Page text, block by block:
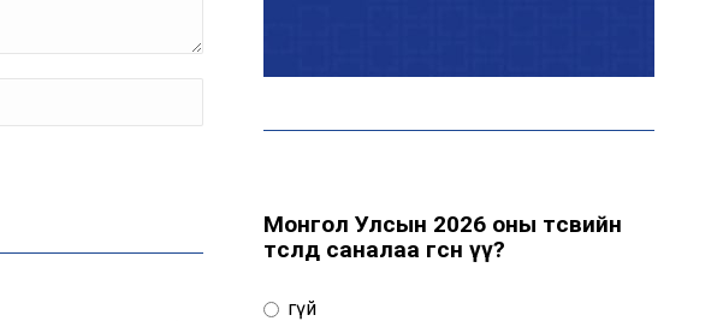
Монгол Улсын 2026 оны төсвийн
төсөлд саналаа өгсөн үү?
Үгүй